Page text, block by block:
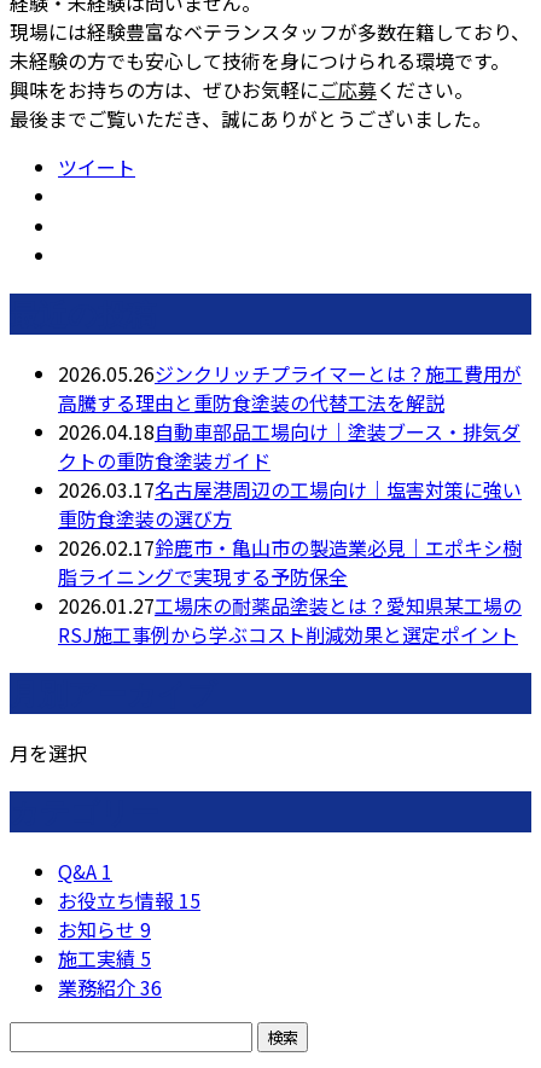
現場には経験豊富なベテランスタッフが多数在籍しており、
未経験の方でも安心して技術を身につけられる環境です。
興味をお持ちの方は、ぜひお気軽にご応募ください。
最後までご覧いただき、誠にありがとうございました。
ツイート
2026.05.26ジンクリッチプライマーとは？施工費用が
高騰する理由と重防食塗装の代替工法を解説
2026.04.18自動車部品工場向け｜塗装ブース・排気ダ
クトの重防食塗装ガイド
2026.03.17名古屋港周辺の工場向け｜塩害対策に強い
重防食塗装の選び方
2026.02.17鈴鹿市・亀山市の製造業必見｜エポキシ樹
脂ライニングで実現する予防保全
2026.01.27工場床の耐薬品塗装とは？愛知県某工場の
RSJ施工事例から学ぶコスト削減効果と選定ポイント
月を選択
Q&A 1
お役立ち情報 15
お知らせ 9
施工実績 5
業務紹介36